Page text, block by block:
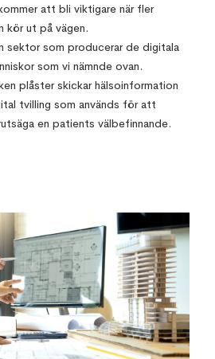
att bli viktigare när fler
kör ut på vägen.
sektor som producerar de digitala
som vi nämnde ovan.
plåster skickar hälsoinformation
tvilling som används för att
en patients välbefinnande.